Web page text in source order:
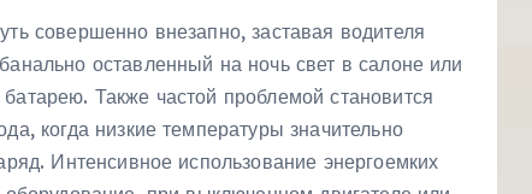
совершенно внезапно, заставая водителя
оставленный на ночь свет в салоне или
Также частой проблемой становится
когда низкие температуры значительно
Интенсивное использование энергоемких